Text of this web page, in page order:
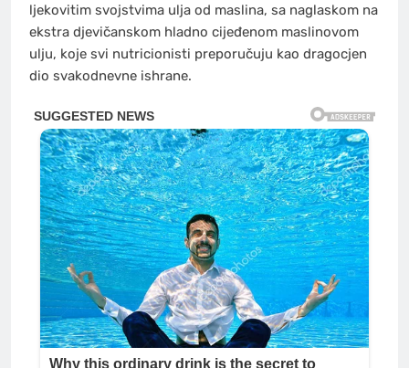
ljekovitim svojstvima ulja od maslina, sa naglaskom na
ekstra djevičanskom hladno cijeđenom maslinovom
ulju, koje svi nutricionisti preporučuju kao dragocjen
dio svakodnevne ishrane.